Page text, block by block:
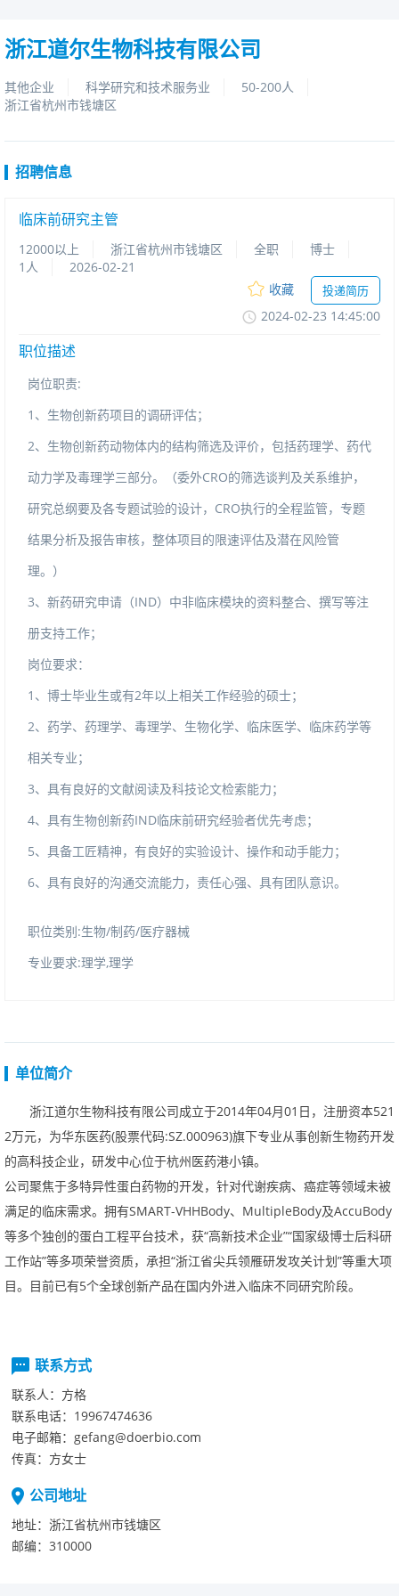
浙江道尔生物科技有限公司
其他企业 科学研究和技术服务业
50-200人
浙江省杭州市钱塘区
招聘信息
临床前研究主管
12000以上 浙江省杭州市钱塘区 全职
博士
1人
2026-02-21
收藏
投递简历
2024-02-2314:45:00
职位描述
岗位职责:
1、生物创新药项目的调研评估；
2、生物创新药动物体内的结构筛选及评价，包括药理学、药代
动力学及毒理学三部分。（委外CRO的筛选谈判及关系维护，
研究总纲要及各专题试验的设计，CRO执行的全程监管，专题
结果分析及报告审核，整体项目的限速评估及潜在风险管
理。）
3、新药研究申请（IND）中非临床模块的资料整合、撰写等注
册支持工作；
岗位要求：
1、博士毕业生或有2年以上相关工作经验的硕士；
2、药学、药理学、毒理学、生物化学、临床医学、临床药学等
相关专业；
3、具有良好的文献阅读及科技论文检索能力；
4、具有生物创新药IND临床前研究经验者优先考虑；
5、具备工匠精神，有良好的实验设计、操作和动手能力；
6、具有良好的沟通交流能力，责任心强、具有团队意识。
职位类别:生物/制药/医疗器械
专业要求:理学,理学
单位简介
浙江道尔生物科技有限公司成立于2014年04月01日，注册资本521
2万元，为华东医药(股票代码:SZ.000963)旗下专业从事创新生物药开发
的高科技企业，研发中心位于杭州医药港小镇。
公司聚焦于多特异性蛋白药物的开发，针对代谢疾病、癌症等领域未被
满足的临床需求。拥有SMART-VHHBody、MultipleBody及AccuBody
等多个独创的蛋白工程平台技术，获“高新技术企业”“国家级博士后科研
工作站”等多项荣誉资质，承担“浙江省尖兵领雁研发攻关计划”等重大项
目。目前已有5个全球创新产品在国内外进入临床不同研究阶段。
联系方式
联系人： 方格
联系电话： 19967474636
电子邮箱： gefang@doerbio.com
传真： 方女士
公司地址
地址： 浙江省杭州市钱塘区
邮编： 310000